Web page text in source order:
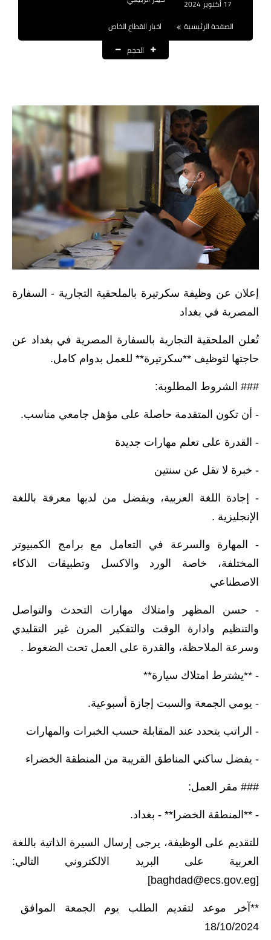
العقود والاجور اليومية
القروض والسلف
المنح المالية
قطع الاراضي
اخبار العراق
الاخبار السياسية
الاخبار الامنية
الاخبار الاقتصادية
المدارس
المرحلة الابتدائية
المرحلة المتوسطة
مرشحات
المرحلة الابتدائية
المرحلة الاعدادية
كتب مدرسية
المرحلة الابتدائية
ملازم دراسية
المرحلة المتوسطة
الصفحة الرئيسية
اخبار القطاع الخاص
الحجم
إعلان عن وظيفة سكرتيرة بالملحقية التجارية - السفارة
المصرية في بغداد
تُعلن الملحقية التجارية بالسفارة المصرية في بغداد عن
حاجتها لتوظيف **سكرتيرة** للعمل بدوام كامل.
### الشروط المطلوبة:
- أن تكون المتقدمة حاصلة على مؤهل جامعي مناسب.
- القدرة على تعلم مهارات جديدة
- خبرة لا تقل عن سنتين
- إجادة اللغة العربية، ويفضل من لديها معرفة باللغة
الإنجليزية .
- المهارة والسرعة في التعامل مع برامج الكمبيوتر
المختلفة، خاصة الورد والاكسل وتطبيقات الذكاء
الاصطناعي
- حسن المظهر وامتلاك مهارات التحدث والتواصل
والتنظيم وادارة الوقت والتفكير المرن غير التقليدي
وسرعة الملاحظة، والقدرة على العمل تحت الضغوط .
- **يشترط امتلاك سيارة**
- يومي الجمعة والسبت إجازة أسبوعية.
- الراتب يتحدد عند المقابلة حسب الخبرات والمهارات
- يفضل ساكني المناطق القريبة من المنطقة الخضراء
### مقر العمل:
- **المنطقة الخضرا** - بغداد.
للتقديم على الوظيفة، يرجى إرسال السيرة الذاتية باللغة
العربية على البريد الالكتروني التالي:
[
baghdad@ecs.gov.eg
]
**آخر موعد لتقديم الطلب يوم الجمعة الموافق
18/10/2024